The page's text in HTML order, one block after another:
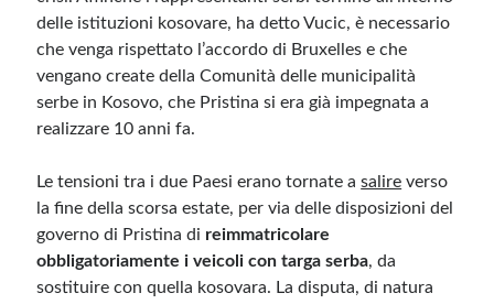
delle istituzioni kosovare, ha detto Vucic, è necessario
che venga rispettato l’accordo di Bruxelles e che
vengano create della Comunità delle municipalità
serbe in Kosovo, che Pristina si era già impegnata a
realizzare 10 anni fa.
Le tensioni tra i due Paesi erano tornate asalire verso
la fine della scorsa estate, per via delle disposizioni del
governo di Pristina di reimmatricolare
obbligatoriamente i veicoli con targa serba, da
sostituire con quella kosovara. La disputa, di natura